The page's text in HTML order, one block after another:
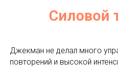
Силовой
Джекман не делал много
повторений и высокой